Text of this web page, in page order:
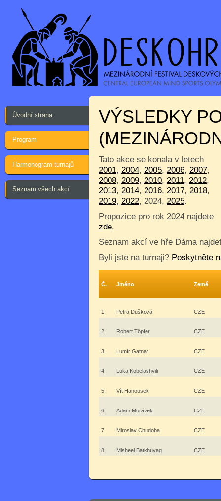
Úvodní strana
Program
Harmonogram turnajů
Seznam všech akcí
VÝSLEDKY
Tato akce se konala v letech
2001, 2004, 2005, 2006, 2007,
2008, 2009, 2010, 2011, 2012,
2013, 2014, 2016, 2017, 2018,
2019, 2022, 2024, 2025.
Propozice pro rok 2024 najdete
zde.
Seznam akcí ve hře Dáma
Byli jste na turnaji? Poskytněte
Č. Jméno Země
1. Petra Dušková CZE
2. Robert Töpfer CZE
3. Lumír Gatnar CZE
4. Luka Kobelashvili CZE
5. Vít Hanousek CZE
6. Adam Morávek CZE
7. Miroslav Chudoba CZE
8. Misheel Batkhuyag CZE